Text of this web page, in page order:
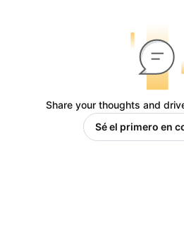
Share your thoughts and
Sé el primero en